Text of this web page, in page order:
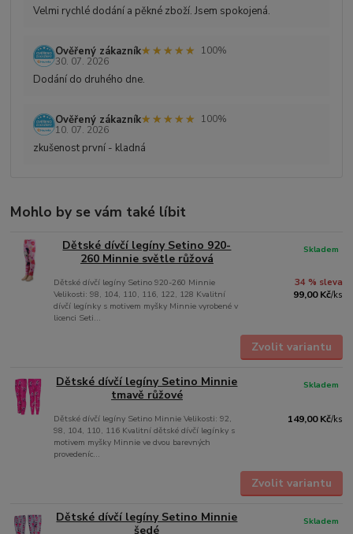
Velmi rychlé dodání a pěkné zboží. Jsem spokojená.
Ověřený zákazník★★★★★
★★★★★
100%
30. 07. 2026
Dodání do druhého dne.
Ověřený zákazník★★★★★
★★★★★
100%
10. 07. 2026
zkušenost první - kladná
Mohlo by se vám také líbit
Dětské dívčí legíny Setino 920-
260 Minnie světle růžová
Dětské dívčí legíny Setino 920-260 Minnie
Velikosti: 98, 104, 110, 116, 122, 128 Kvalitní
dívčí legínky s motivem myšky Minnie vyrobené v
licenci Seti...
34 % sleva
99,00 Kč/ks
Skladem
Zvolit variantu
Dětské dívčí legíny Setino Minnie
tmavě růžové
Dětské dívčí legíny Setino Minnie Velikosti: 92,
98, 104, 110, 116 Kvalitní dětské dívčí legínky s
motivem myšky Minnie ve dvou barevných
provedeníc...
149,00 Kč/ks
Skladem
Zvolit variantu
Dětské dívčí legíny Setino Minnie
šedé
Skladem